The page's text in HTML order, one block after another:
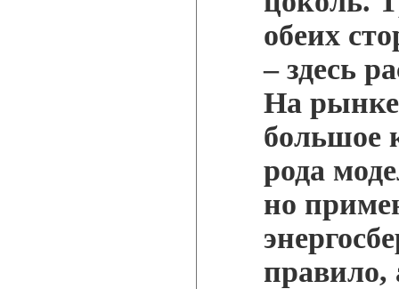
обеих
– здесь
На рынке
большое
рода
но
правило,